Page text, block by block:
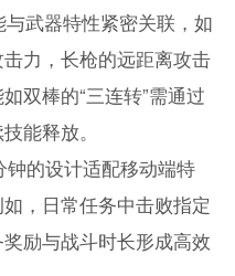
武器特性紧密关联，如
力，长枪的远距离攻击
双棒的“三连转”需通过
能释放。
的设计适配移动端特
，日常任务中击败指定
励与战斗时长形成高效